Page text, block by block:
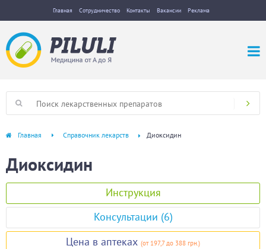
Главная Сотрудничество Контакты Вакансии Реклама
Главная Справочник лекарств Диоксидин
Диоксидин
Инструкция
Консультации (6)
Цена в аптеках (от 197,7до 388 грн.)